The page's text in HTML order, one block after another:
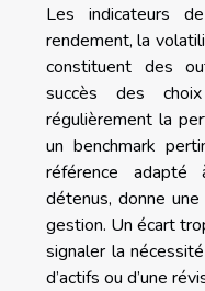
Les indicateurs
rendement, la
constituent des
succès des choix
régulièrement la
un benchmark
référence
détenus, donne
gestion. Un écart
signaler la
d’actifs ou d’une